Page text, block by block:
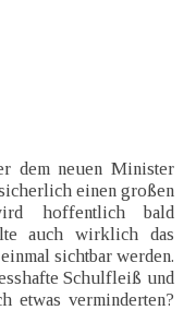
dem neuen Minister
einen großen
hoffentlich bald
auch wirklich das
sichtbar werden.
Schulfleiß und
etwas verminderten?